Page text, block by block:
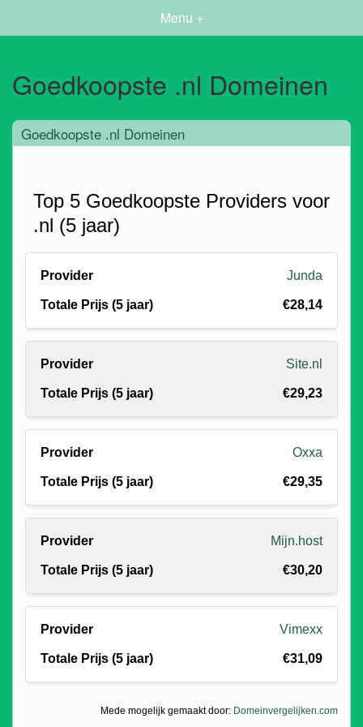
Menu +
Goedkoopste .nl Domeinen
Goedkoopste .nl Domeinen
Top 5 Goedkoopste Providers voor
.nl (5 jaar)
Junda
€28,14
Site.nl
€29,23
Oxxa
€29,35
Mijn.host
€30,20
Vimexx
€31,09
Mede mogelijk gemaakt door: Domeinvergelijken.com